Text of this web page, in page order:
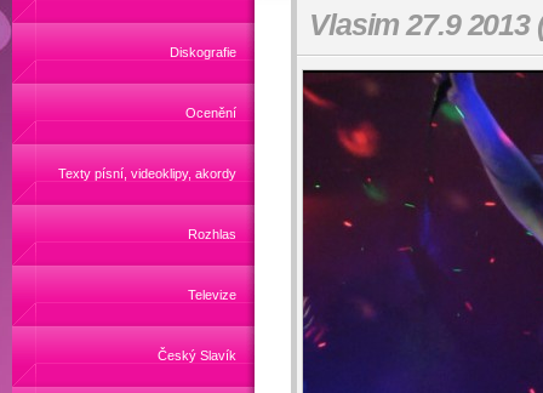
Diskografie
Ocenění
Texty písní, videoklipy, akordy
Rozhlas
Televize
Český Slavík
Vlasim 27.9 2013